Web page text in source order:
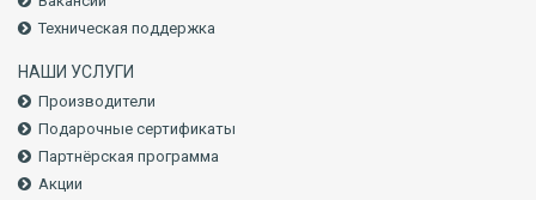
Техническая поддержка
НАШИ УСЛУГИ
Производители
Подарочные сертификаты
Партнёрская программа
Акции